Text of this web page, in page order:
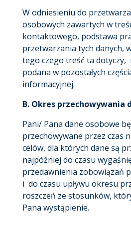
W odniesieniu do
osobowych zawartych w
kontaktowego, podstawa
przetwarzania tych danych,
tego czego treść ta dotyczy,
podana w pozostałych
informacyjnej.
B. Okres przechowywania
Pani/ Pana dane osobowe
przechowywane przez czas
celów, dla których dane są
najpóźniej do czasu
przedawnienia zobowiązań
i do czasu upływu okresu
roszczeń ze stosunków,
Pana wystąpienie.